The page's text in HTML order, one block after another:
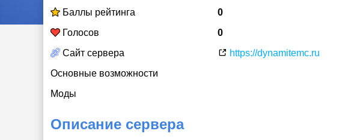
Баллы рейтинга
0
Голосов
0
Сайт сервера
https://dynamitemc.ru
Основные возможности
Моды
Описание сервера